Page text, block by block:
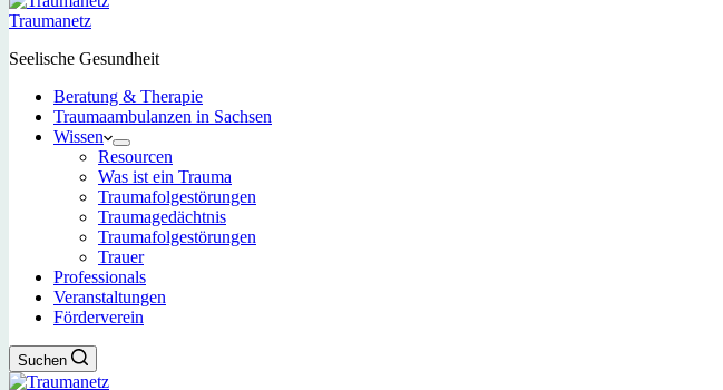
Traumanetz
Seelische Gesundheit
Beratung & Therapie
Traumaambulanzen in Sachsen
Wissen
Resourcen
Was ist ein Trauma
Traumafolgestörungen
Traumagedächtnis
Traumafolgestörungen
Trauer
Professionals
Veranstaltungen
Förderverein
Suchen